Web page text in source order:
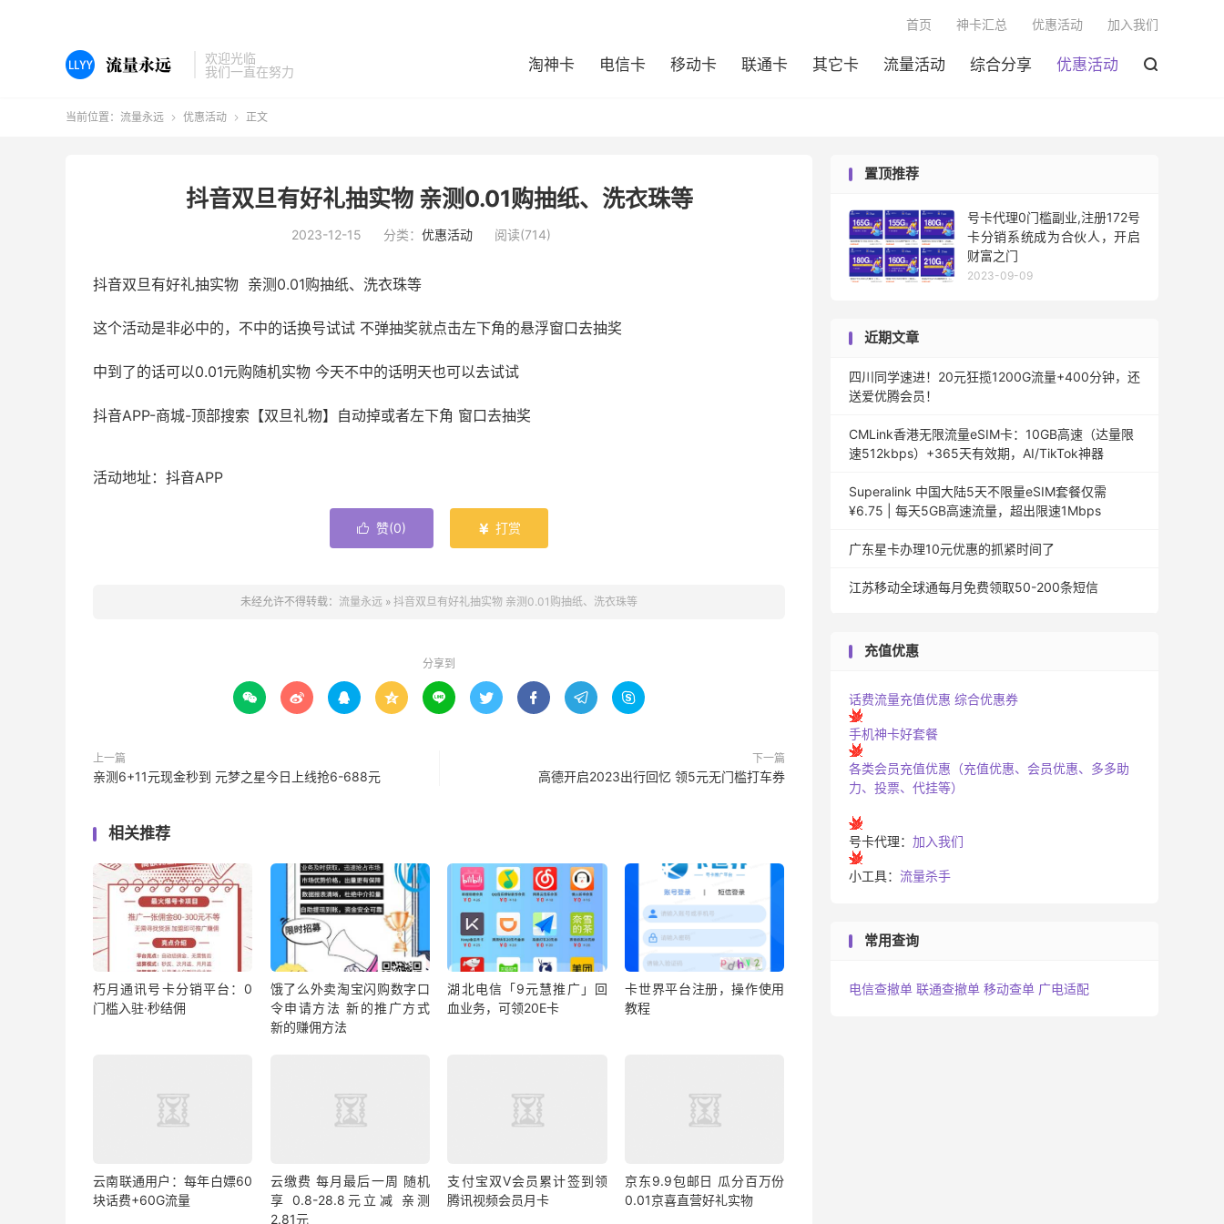
欢迎光临
我们一直在努力
淘神卡 电信卡 移动卡 联通卡 其它卡 流量活动 综合分享 优惠活动 
首页 神卡汇总 优惠活动 加入我们
当前位置： 流量永远  优惠活动  正文
抖音双旦有好礼抽实物 亲测0.01购抽纸、洗衣珠等
2023-12-15 分类： 优惠活动 阅读(714)
抖音双旦有好礼抽实物 亲测0.01购抽纸、洗衣珠等
这个活动是非必中的，不中的话换号试试 不弹抽奖就点击左下角的悬浮窗口去抽奖
中到了的话可以0.01元购随机实物 今天不中的话明天也可以去试试
抖音APP-商城-顶部搜索【双旦礼物】自动掉或者左下角 窗口去抽奖
活动地址：抖音APP
 赞(0)  打赏
未经允许不得转载： 流量永远 » 抖音双旦有好礼抽实物 亲测0.01购抽纸、洗衣珠等
分享到
        
上一篇
亲测6+11元现金秒到 元梦之星今日上线抢6-688元
下一篇
高德开启2023出行回忆 领5元无门槛打车券
相关推荐
朽月通讯号卡分销平台：0
门槛入驻·秒结佣
饿了么外卖淘宝闪购数字口
令申请方法 新的推广方式
新的赚佣方法
湖北电信「9元慧推广」回
血业务，可领20E卡
卡世界平台注册，操作使用
教程
云南联通用户：每年白嫖60
块话费+60G流量
云缴费 每月最后一周 随机
享 0.8-28.8元立减 亲测
2.81元
支付宝双V会员累计签到领
腾讯视频会员月卡
京东9.9包邮日 瓜分百万份
0.01京喜直营好礼实物
置顶推荐
号卡代理0门槛副业,注册172号
卡分销系统成为合伙人，开启
财富之门
2023-09-09
近期文章
四川同学速进！20元狂揽1200G流量+400分钟，还
送爱优腾会员！
CMLink香港无限流量eSIM卡：10GB高速（达量限
速512kbps）+365天有效期，AI/TikTok神器
Superalink 中国大陆5天不限量eSIM套餐仅需
¥6.75 | 每天5GB高速流量，超出限速1Mbps
广东星卡办理10元优惠的抓紧时间了
江苏移动全球通每月免费领取50-200条短信
充值优惠
话费流量充值优惠 综合优惠券
手机神卡好套餐
各类会员充值优惠（充值优惠、会员优惠、多多助
力、投票、代挂等）
号卡代理： 加入我们
小工具： 流量杀手
常用查询
电信查撤单 联通查撤单 移动查单 广电适配